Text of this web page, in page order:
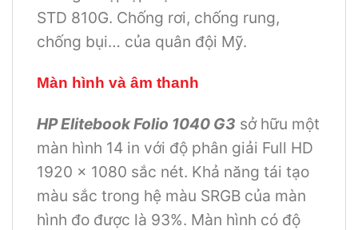
STD 810G. Chống rơi, chống rung,
chống bụi… của quân đội Mỹ.
Màn hình và âm thanh
HP Elitebook Folio 1040 G3 sở hữu một
màn hình 14 in với độ phân giải Full HD
1920 x 1080 sắc nét. Khả năng tái tạo
màu sắc trong hệ màu SRGB của màn
hình đo được là 93%. Màn hình có độ